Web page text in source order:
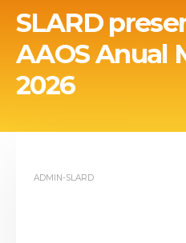
SLARD
AAOS Anual
2026
ADMIN-SLARD